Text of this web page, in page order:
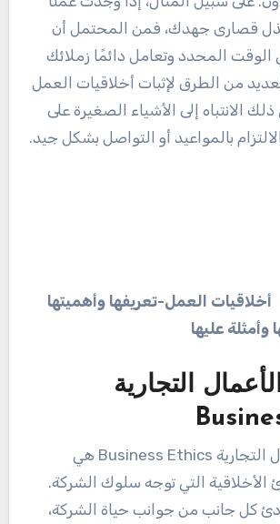
قصارى جهدك، فمن المحتمل أن
المحدد وتعامل دائمًا زملائك
من الطرق لإثبات أخلاقيات العمل
الانتباه إلى الأشياء الصغيرة على
بالمواعيد أو التواصل بشكل جيد.
أخلاقيات العمل-تعريفها وأهميتها
عليها
التجارية
أخلاقيات الأعمال التجارية Business Ethics هي
الأخلاقية التي توجه سلوك الشركة.
كل جانب من جوانب حياة الشركة،